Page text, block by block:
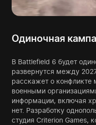
Одиночная
В Battlefield 6 будет
развернутся между
расскажет о
военными
информации, включая
нет. Разработку
студия Criterion Games,